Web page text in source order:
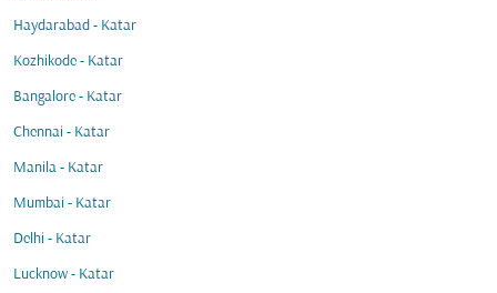
Haydarabad - Katar
Kozhikode - Katar
Bangalore - Katar
Chennai - Katar
Manila - Katar
Mumbai - Katar
Delhi - Katar
Lucknow - Katar